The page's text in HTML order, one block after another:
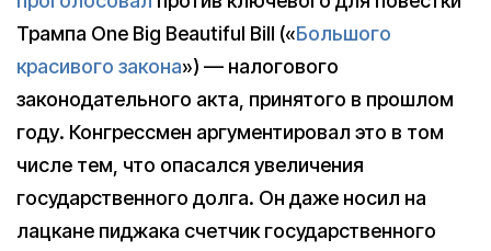
Трампа One Big Beautiful Bill («Большого
красивого закона») — налогового
законодательного акта, принятого в прошлом
году. Конгрессмен аргументировал это в том
числе тем, что опасался увеличения
государственного долга. Он даже носил на
лацкане пиджака счетчик государственного